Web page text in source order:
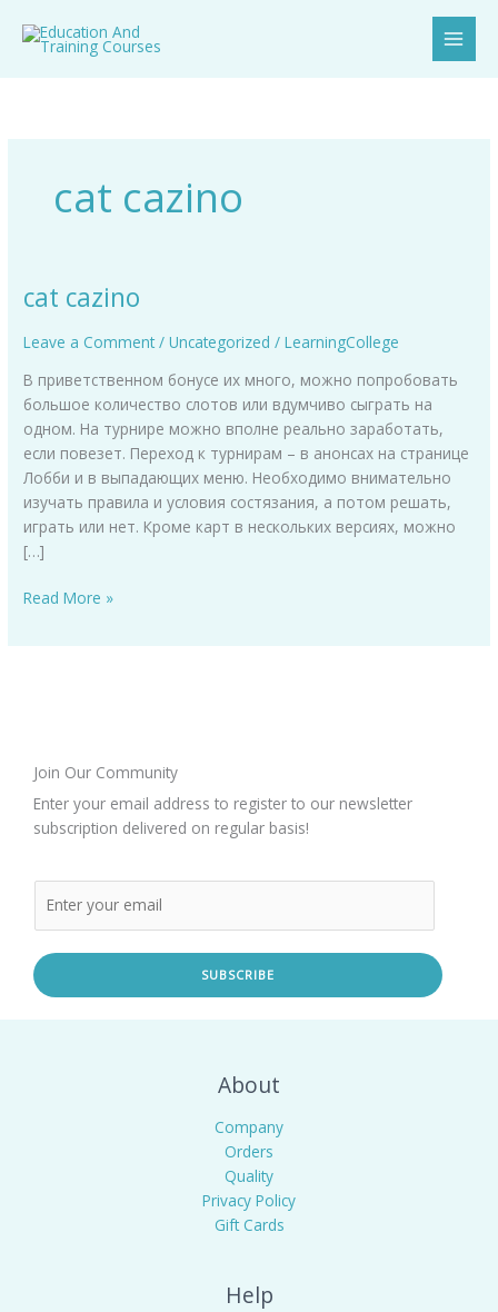
content
cat cazino
cat cazino
Leave a Comment /Uncategorized /LearningCollege
В приветственном бонусе их много, можно попробовать
большое количество слотов или вдумчиво сыграть на
одном. На турнире можно вполне реально заработать,
если повезет. Переход к турнирам – в анонсах на странице
Лобби и в выпадающих меню. Необходимо внимательно
изучать правила и условия состязания, а потом решать,
играть или нет. Кроме карт в нескольких версиях, можно
[…]
cat
Read More »
Join Our Community
Enter your email address to register to our newsletter
subscription delivered on regular basis!
SUBSCRIBE
About
Company
Orders
Quality
Privacy Policy
Gift Cards
Help